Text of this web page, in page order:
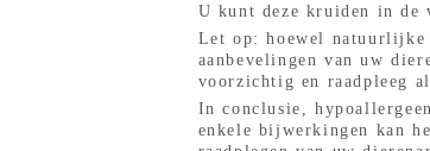
U kunt deze kruiden in de
Let op: hoewel natuurlijke
aanbevelingen van uw
voorzichtig en raadpleeg
In conclusie,
enkele bijwerkingen kan